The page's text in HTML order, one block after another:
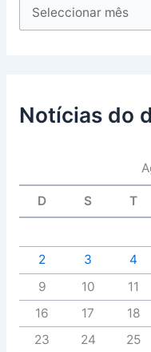
Notícias do
D S T
2
3 4
9
10 11
16
17 18
23
24 25